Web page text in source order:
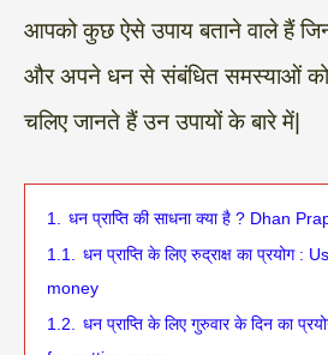
आपको कुछ ऐसे उपाय बताने वाले हैं
और अपने धन से संबंधित समस्याओं
चलिए जानते हैं उन उपायों के बारे में|
1. धन प्राप्ति की साधना क्या है ? Dhan
1.1. धन प्राप्ति के लिए रुद्राक्ष का प्रयोग
money
1.2. धन प्राप्ति के लिए गुरुवार के दिन का